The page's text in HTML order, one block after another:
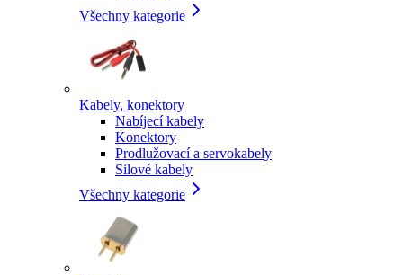
Všechny kategorie
Kabely, konektory
Nabíjecí kabely
Konektory
Prodlužovací a servokabely
Silové kabely
Všechny kategorie